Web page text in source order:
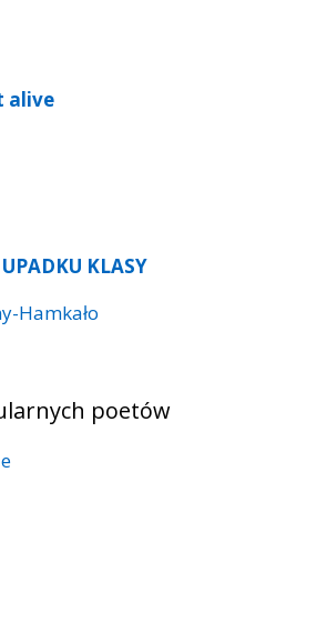
alive
KLASY
Hamkało
poetów